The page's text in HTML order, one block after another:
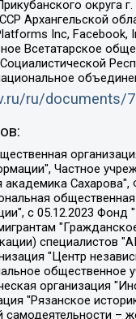
округа
Архангельской
Inc,
Всетатарское
ru/documents/
"Информационно-методический центр "Анна", Фонд содействия развитию массовых коммуникаций и правовому просвещению "Так-так-Так", Фонд содействия устойчивому развитию "Серебряная тайга", Свердловский региональный общественный фонд социальных проектов "Новое время", "Idel.Реалии", Кавказ.Реалии, Крым.Реалии, Телеканал Настоящее Время, Татаро-башкирская служба Радио Свобода (Azatliq Radiosi), Радио Свободная Европа/Радио Свобода (PCE/PC), "Сибирь.Реалии", "Фактограф", Благотворительный фонд помощи осужденным и их семьям, Автономная некоммерческая организация "Институт глобализации и социальных движений", Фонд "В защиту прав заключенных", Частное учреждение "Центр поддержки и содействия развитию средств массовой информации", Пензенский региональный общественный благотворительный фонд "Гражданский союз", "Север.Реалии", Некоммерческая организация Фонд "Правовая инициатива", Общество с ограниченной ответственностью "Радио Свободная Европа/Радио Свобода", Чешское информационное агентство "MEDIUM-ORIENT", Красноярская региональная общественная организация "Мы против СПИДа", Камалягин Денис Николаевич, Маркелов Сергей Евгеньевич, Пономарев Лев Александрович, Савицкая Людмила Алексеевна, Автономная некоммерческая организация "Центр по работе с